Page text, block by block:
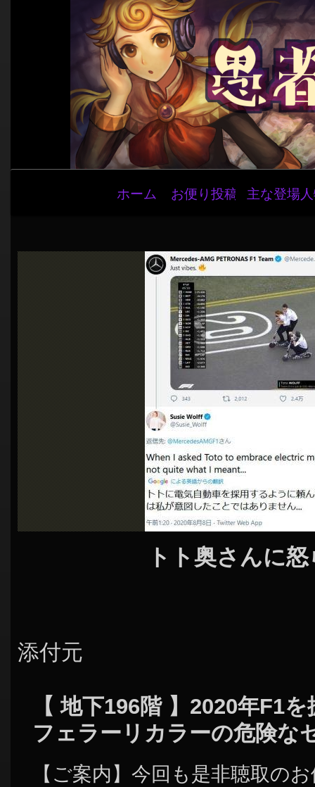
ビ
ゲ
ー
シ
ョ
ン
ホーム お便り投稿 主な登場
トト奥さんに
添付元
【 地下196階 】2020年F1
フェラーリカラーの危険な
【ご案内】今回も是非聴取の